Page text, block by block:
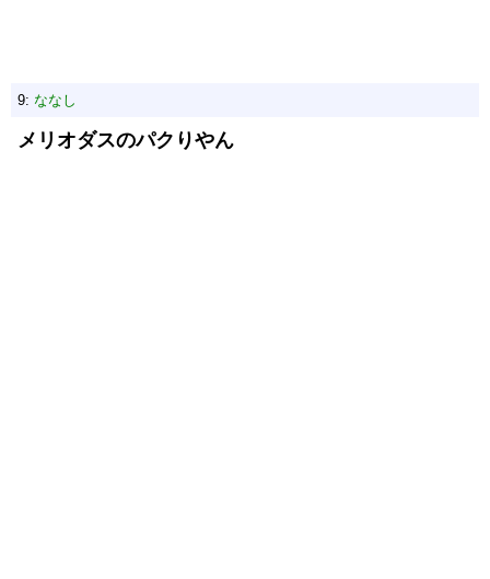
9: ななし
メリオダスのパクりやん